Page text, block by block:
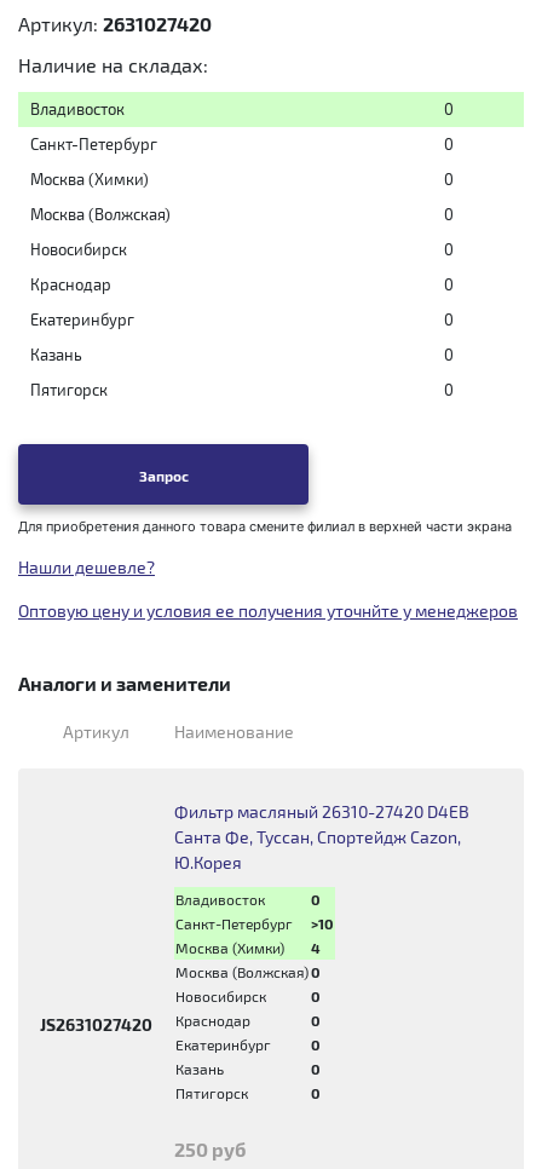
Артикул: 2631027420
Наличие на складах:
Владивосток
0
Санкт-Петербург
0
Москва (Химки)
0
Москва (Волжская)
0
Новосибирск
0
Краснодар
0
Екатеринбург
0
Казань
0
Пятигорск
0
Запрос
Для приобретения данного товара смените филиал в верхней части экрана
Нашли дешевле?
Оптовую цену и условия ее получения уточнйте у менеджеров
Аналоги и заменители
Артикул Наименование
JS2631027420
Фильтр масляный 26310-27420 D4EB
Санта Фе, Туссан, Спортейдж Cazon,
Ю.Корея
Владивосток
0
Санкт-Петербург
>10
Москва (Химки)
4
Москва (Волжская)0
Новосибирск
0
Краснодар
0
Екатеринбург
0
Казань
0
Пятигорск
0
250 руб